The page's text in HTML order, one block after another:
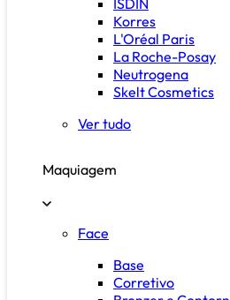
Korres
L'Oréal Paris
La Roche-Posay
Neutrogena
Skelt Cosmetics
Ver tudo
Maquiagem
Face
Base
Corretivo